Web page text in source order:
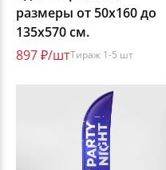
размеры от 50х160 до
135х570 см.
897 ₽/штТираж 1-5 шт